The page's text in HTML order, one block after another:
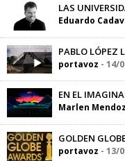
LAS
Eduardo
PABLO LÓPEZ
portavoz - 14/
EN EL
Marlen
GOLDEN
portavoz - 13/